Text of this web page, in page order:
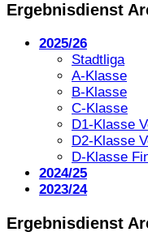
Ergebnisdienst
2025/26
Stadtliga
A-Klasse
B-Klasse
C-Klasse
D1-Klasse
D2-Klasse
D-Klasse
2024/25
2023/24
Ergebnisdienst